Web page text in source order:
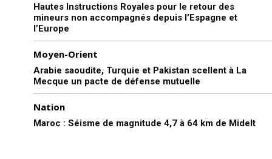
Hautes Instructions Royales pour le retour des
mineurs non accompagnés depuis l’Espagne et
l’Europe
Moyen-Orient
Arabie saoudite, Turquie et Pakistan scellent à La
Mecque un pacte de défense mutuelle
Nation
Maroc : Séisme de magnitude 4,7 à 64 km de Midelt